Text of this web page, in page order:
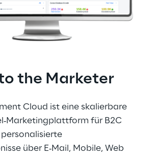
the Marketer
Cloud ist eine skalierbare
für B2C
personalisierte
über E‑Mail, Mobile, Web